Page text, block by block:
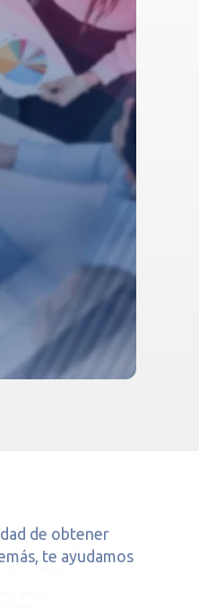
de obtener
te ayudamos